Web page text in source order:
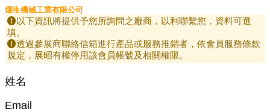
燿生機械工業有限公司
以下資訊將提供予您所詢問之廠商，以利聯繫您，資料可選
填。
透過參展商聯絡信箱進行產品或服務推銷者，依會員服務條款
規定，展昭有權停用該會員帳號及相關權限。
姓名
Email